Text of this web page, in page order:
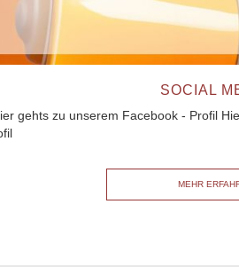
SOCIAL
gehts zu unserem Facebook - Profil
MEHR